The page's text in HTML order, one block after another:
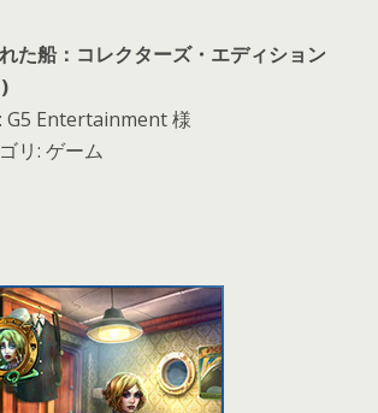
た船：コレクターズ・エディション
G5 Entertainment 様
リ: ゲーム